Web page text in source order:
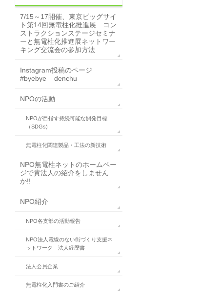
7/15～17開催、東京ビッグサイ
ト第14回無電柱化推進展 コン
ストラクションステージセミナ
ーと無電柱化推進展ネットワー
キング交流会の参加方法
Instagram投稿のページ
#byebye__denchu
NPOの活動
NPOが目指す持続可能な開発目標
（SDGs)
無電柱化関連製品・工法の新技術
NPO無電柱ネットのホームペー
ジで貴法人の紹介をしません
か!!
NPO紹介
NPO各支部の活動報告
NPO法人電線のない街づくり支援ネ
ットワーク 法人経歴書
法人会員企業
無電柱化入門書のご紹介